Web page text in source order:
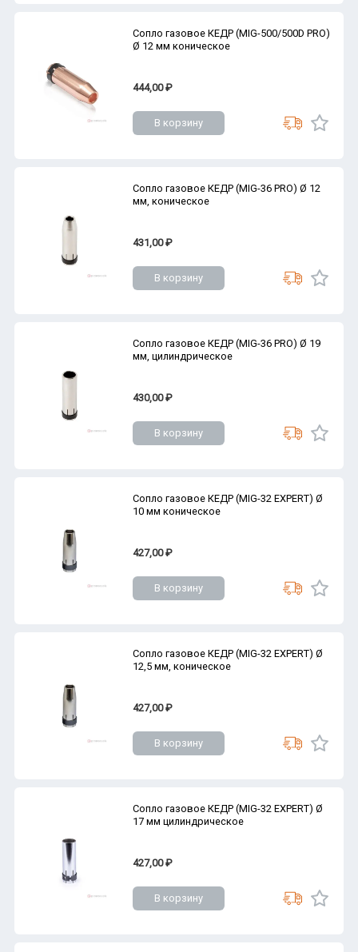
Сопло газовое КЕДР (MIG-500/500D PRO)
Ø 12 мм коническое
444,00 ₽
В корзину
Сопло газовое КЕДР (MIG-36 PRO) Ø 12
мм, коническое
431,00 ₽
В корзину
Сопло газовое КЕДР (MIG-36 PRO) Ø 19
мм, цилиндрическое
430,00 ₽
В корзину
Сопло газовое КЕДР (MIG-32 EXPERT) Ø
10 мм коническое
427,00 ₽
В корзину
Сопло газовое КЕДР (MIG-32 EXPERT) Ø
12,5 мм, коническое
427,00 ₽
В корзину
Сопло газовое КЕДР (MIG-32 EXPERT) Ø
17 мм цилиндрическое
427,00 ₽
В корзину